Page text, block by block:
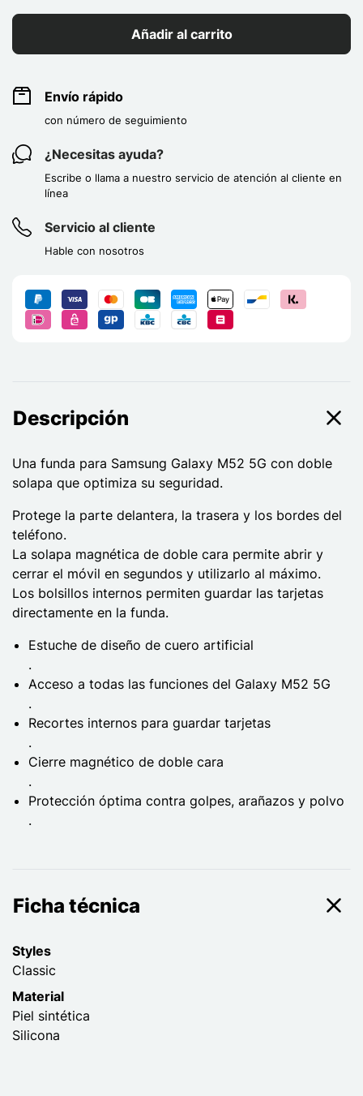
Añadir al carrito
Envío rápido
con número de seguimiento
¿Necesitas ayuda?
Escribe o llama a nuestro servicio de atención al cliente en
línea
Servicio al cliente
Hable con nosotros
Descripción
Una funda para Samsung Galaxy M52 5G con doble
solapa que optimiza su seguridad.
Protege la parte delantera, la trasera y los bordes del
teléfono.
La solapa magnética de doble cara permite abrir y
cerrar el móvil en segundos y utilizarlo al máximo.
Los bolsillos internos permiten guardar las tarjetas
directamente en la funda.
Estuche de diseño de cuero artificial
.
Acceso a todas las funciones del Galaxy M52 5G
.
Recortes internos para guardar tarjetas
.
Cierre magnético de doble cara
.
Protección óptima contra golpes, arañazos y polvo
.
Ficha técnica
Styles
Classic
Material
Piel sintética
Silicona